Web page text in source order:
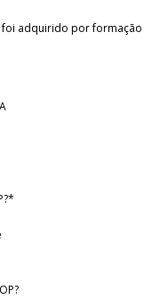
foi adquirido por formação
*